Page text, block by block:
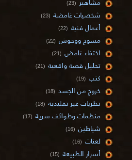
(23)
شخصيات غامضة (23)
أعمال فنية (22)
مسوخ ووحوش (22)
اختفاء غامض (21)
تحليل قصة واقعية (21)
كتب (19)
خروج من الجسد (18)
نظريات غير تقليدية (18)
منظمات وطوائف سرية (17)
شياطين (16)
لعنات (16)
أسرار الطبيعة (15)